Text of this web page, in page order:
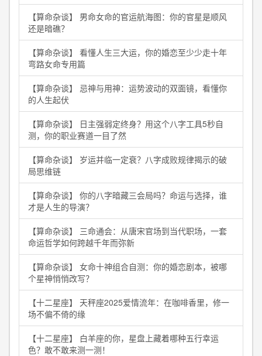
【算命杂谈】 男命女命的官运航海图：你的官星是顺风
还是暗礁？
【算命杂谈】 看懂人生三大运，你的婚恋至少少走十年
弯路女命专用篇
【算命杂谈】 忌神与用神：运势波动的双面镜，看懂你
的人生起伏
【算命杂谈】 日主强弱定终身？用这个八字工具5秒自
测，你的职业赛道一目了然
【算命杂谈】 岁运并临一定衰？八字成败规律揭示的破
局思维链
【算命杂谈】 你的八字暗藏三会局吗？命运与选择，谁
才是人生的导演？
【算命杂谈】 三命通会：从唐宋官场到当代职场，一套
命运哲学如何跨越千年而弥新
【算命杂谈】 女命十神组合自测：你的婚恋剧本，被哪
个星神悄悄改写？
【十二星座】 天秤座2025爱情流年：在咖啡香里，修一
场不偏不倚的缘
【十二星座】 白羊座的你，星盘上藏着哪种五行幸运
色？敢不敢来测一测！